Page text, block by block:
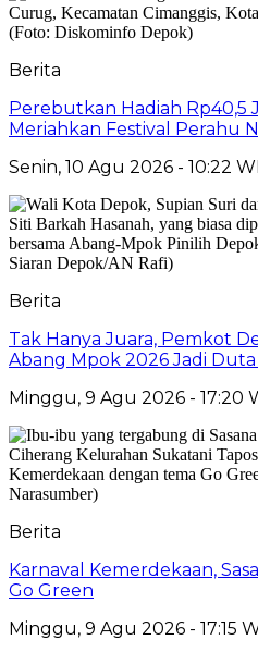
Berita
Perebutkan Hadiah Rp40,5
Meriahkan Festival Perahu
Senin, 10 Agu 2026 - 10:22
Berita
Tak Hanya Juara, Pemkot
Abang Mpok 2026 Jadi
Minggu, 9 Agu 2026 - 17:20
Berita
Karnaval Kemerdekaan,
Go Green
Minggu, 9 Agu 2026 - 17:15